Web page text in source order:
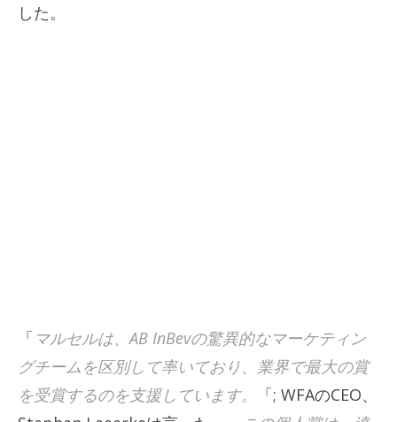
した。
「 マルセルは、AB InBevの驚異的なマーケティン
グチームを区別して率いており、業界で最大の賞
を受賞するのを支援しています。
「; WFAのCEO、